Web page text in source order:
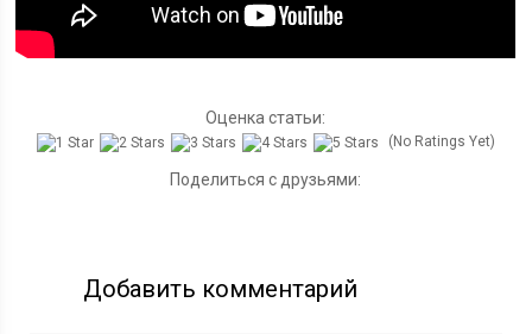
Оценка статьи:
(No Ratings Yet)
Поделиться с друзьями:
Добавить комментарий